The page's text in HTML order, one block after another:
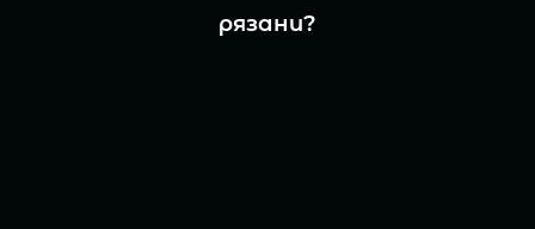
рязани?